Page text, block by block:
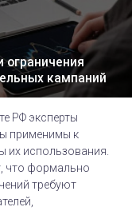
ограничения
кампаний
РФ эксперты
применимы к
их использования.
что формально
требуют